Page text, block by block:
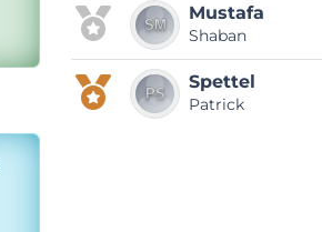
Mustafa
Shaban
Spettel
Patrick